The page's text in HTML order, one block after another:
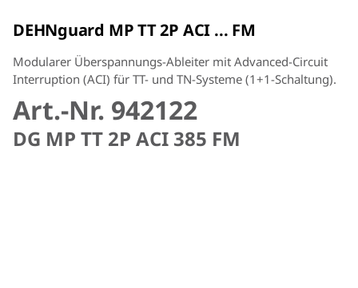
DEHNguard MP TT 2P ACI ... FM
Modularer Überspannungs-Ableiter mit Advanced-Circuit
Interruption (ACI) für TT- und TN-Systeme (1+1-Schaltung).
Art.-Nr. 942122
DG MP TT 2P ACI 385 FM